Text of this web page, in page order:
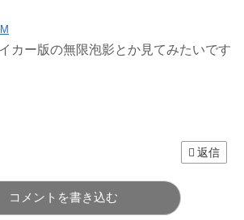
カー版の無限泡影とか見てみたいです
返信
コメントを書き込む